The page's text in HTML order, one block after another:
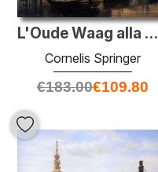
L'Oude Waag alla Westerkerk
Cornelis Springer
€183.00€109.80